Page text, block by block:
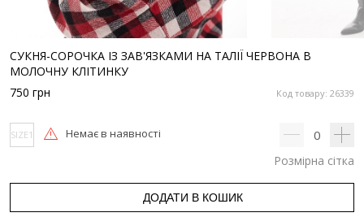
СУКНЯ-СОРОЧКА ІЗ ЗАВ'ЯЗКАМИ НА ТАЛІЇ ЧЕРВОНА В
МОЛОЧНУ КЛІТИНКУ
Код товару: 26339
750 грн
SIZE1 Немає в наявності 0
Розмірна сітка
ДОДАТИ В КОШИК